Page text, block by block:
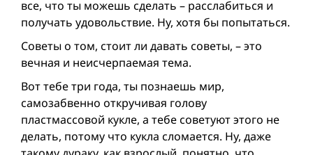
все, что ты можешь сделать – расслабиться и
получать удовольствие. Ну, хотя бы попытаться.
Советы о том, стоит ли давать советы, – это
вечная и неисчерпаемая тема.
Вот тебе три года, ты познаешь мир,
самозабвенно откручивая голову
пластмассовой кукле, а тебе советуют этого не
делать, потому что кукла сломается. Ну, даже